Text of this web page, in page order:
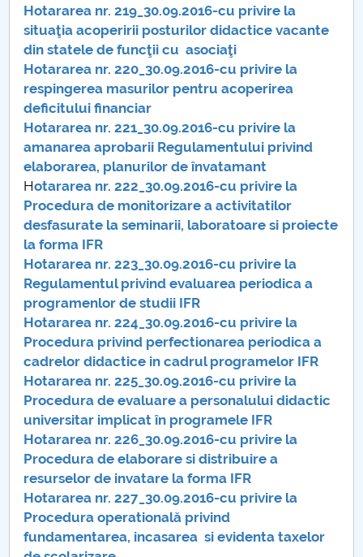
Facultăți
Studenți
Ghiduri pentru STUDENȚI
Relații Publice
Relații Internaționale
PNRR
Proiect PRIM STUD
Proiect SU-ETIC
Protecția datelor personale
UNIVERSITATE pentru comunitate
IOSUD/CSUD-Doctorate
Comisie de etica unversitară
Evenimente CUP
Accesibilitate pentru studenții cu dizabilități
Hotararea nr. 219_30.09.2016-cu privire la
situaţia acoperirii posturilor didactice vacante
din statele de funcţii cu asociaţi
Hotararea nr. 220_30.09.2016-cu privire la
respingerea masurilor pentru acoperirea
deficitului financiar
Hotararea nr. 221_30.09.2016-cu privire la
amanarea aprobarii Regulamentului privind
elaborarea, planurilor de învatamant
Hotararea nr. 222_30.09.2016-cu privire la
Procedura de monitorizare a activitatilor
desfasurate la seminarii, laboratoare si proiecte
la forma IFR
Hotararea nr. 223_30.09.2016-cu privire la
Regulamentul privind evaluarea periodica a
programenlor de studii IFR
Hotararea nr. 224_30.09.2016-cu privire la
Procedura privind perfectionarea periodica a
cadrelor didactice in cadrul programelor IFR
Hotararea nr. 225_30.09.2016-cu privire la
Procedura de evaluare a personalului didactic
universitar implicat în programele IFR
Hotararea nr. 226_30.09.2016-cu privire la
Procedura de elaborare si distribuire a
resurselor de invatare la forma IFR
Hotararea nr. 227_30.09.2016-cu privire la
Procedura operatională privind
fundamentarea, incasarea si evidenta taxelor